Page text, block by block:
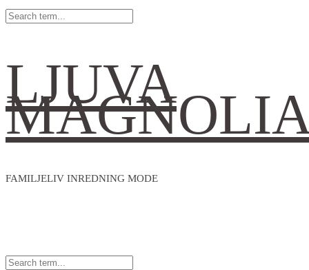
LJUVA
FAMILJELIV INREDNING MODE